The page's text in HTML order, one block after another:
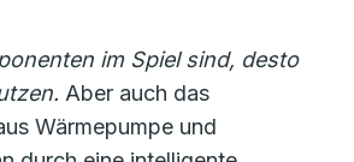
im Spiel sind, desto
Aber auch das
Wärmepumpe und